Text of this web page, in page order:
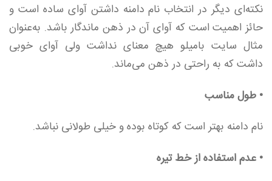
نکته‌ای دیگر در انتخاب نام دامنه داشتن آوای ساده است و
حائز اهمیت است که آوای آن در ذهن ماندگار باشد. به‌عنوان
مثال سایت بامیلو هیچ معنای نداشت ولی آوای خوبی
داشت که به راحتی در ذهن می‌ماند.
• طول مناسب
نام دامنه بهتر است که کوتاه بوده و خیلی طولانی نباشد.
• عدم استفاده از خط تیره